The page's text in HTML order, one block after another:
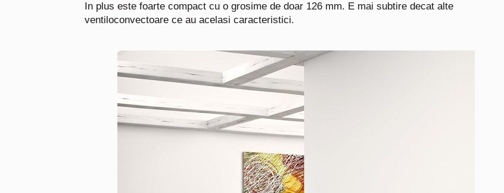
In plus este foarte compact cu o grosime de doar 126 mm. E mai subtire decat alte
ventiloconvectoare ce au acelasi caracteristici.